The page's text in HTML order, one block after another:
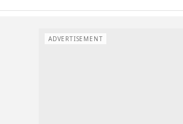
ADVERTISEMENT